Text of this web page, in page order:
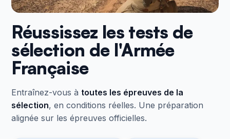
Réussissez les tests de
sélection de l'Armée
Française
Entraînez-vous à toutes les épreuves de la
sélection, en conditions réelles. Une préparation
alignée sur les épreuves officielles.